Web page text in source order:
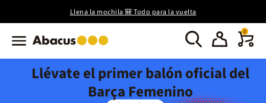
Llena la mochila 🎒 Todo para la vuelta
0
Llévate el primer balón oficial del
Barça Femenino